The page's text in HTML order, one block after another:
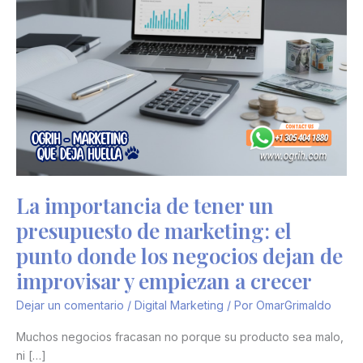
La importancia de tener un
presupuesto de marketing: el
punto donde los negocios dejan de
improvisar y empiezan a crecer
Dejar un comentario / Digital Marketing / Por OmarGrimaldo
Muchos negocios fracasan no porque su producto sea malo,
ni […]
improvisar
y
empiezan
a